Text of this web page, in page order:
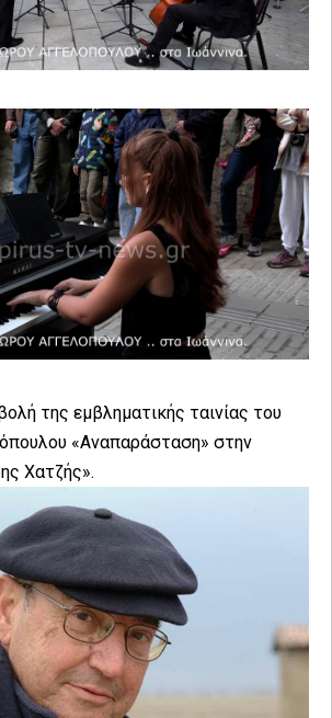
της εμβληματικής ταινίας του
«Αναπαράσταση» στην
Χατζής».